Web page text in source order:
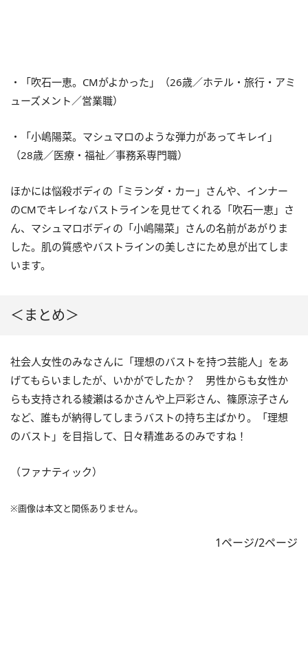
・「吹石一恵。CMがよかった」（26歳／ホテル・旅行・アミ
ューズメント／営業職）
・「小嶋陽菜。マシュマロのような弾力があってキレイ」
（28歳／医療・福祉／事務系専門職）
ほかには悩殺ボディの「ミランダ・カー」さんや、インナー
のCMでキレイなバストラインを見せてくれる「吹石一恵」さ
ん、マシュマロボディの「小嶋陽菜」さんの名前があがりま
した。肌の質感やバストラインの美しさにため息が出てしま
います。
＜まとめ＞
社会人女性のみなさんに「理想のバストを持つ芸能人」をあ
げてもらいましたが、いかがでしたか？ 男性からも女性か
らも支持される綾瀬はるかさんや上戸彩さん、篠原涼子さん
など、誰もが納得してしまうバストの持ち主ばかり。「理想
のバスト」を目指して、日々精進あるのみですね！
（ファナティック）
※画像は本文と関係ありません。
1ページ/2ページ